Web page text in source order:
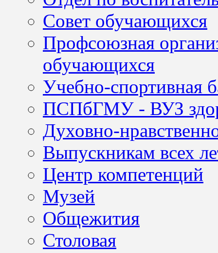
Совет обучающихся
Профсоюзная
обучающихся
Учебно-спортивная
ПСПбГМУ - ВУЗ
Духовно-
Выпускникам всех
Центр компетенций
Музей
Общежития
Столовая